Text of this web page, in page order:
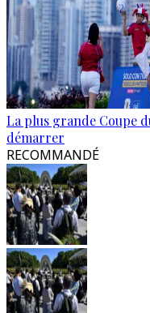
La plus grande Coupe
démarrer
RECOMMANDÉ